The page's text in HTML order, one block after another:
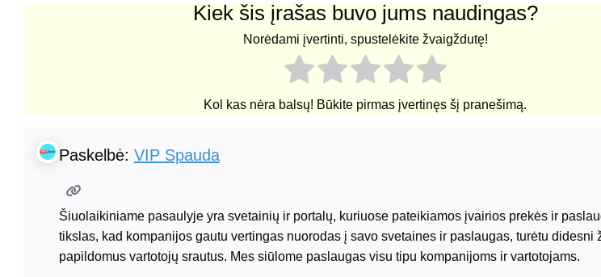
Kiek šis įrašas buvo jums naudingas?
Norėdami įvertinti, spustelėkite žvaigždutę!
Kol kas nėra balsų! Būkite pirmas įvertinęs šį pranešimą.
Paskelbė: VIP Spauda
Šiuolaikiniame pasaulyje yra svetainių ir portalų, kuriuose pateikiamos įvairios prekės ir
tikslas, kad kompanijos gautu vertingas nuorodas į savo svetaines ir paslaugas, turėtu didesni
papildomus vartotojų srautus. Mes siūlome paslaugas visu tipu kompanijoms ir vartotojams.